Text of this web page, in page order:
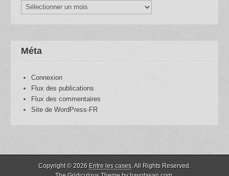
Archives
Méta
Connexion
Flux des publications
Flux des commentaires
Site de WordPress-FR
Copyright © 2026 Entre les cases. All Rights Reserved.